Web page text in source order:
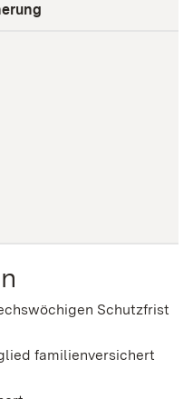
Schutzfrist
familienversichert